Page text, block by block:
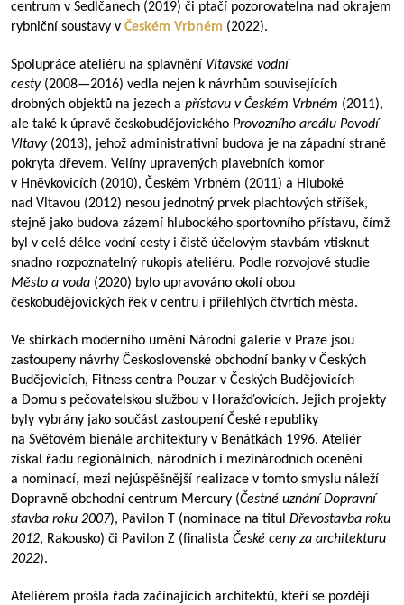
centrum v Sedlčanech (2019) či ptačí pozorovatelna nad okrajem
rybniční soustavy v Českém Vrbném (2022).
Spolupráce ateliéru na splavnění Vltavské vodní
cesty(2008—2016) vedla nejen k návrhům souvisejících
drobných objektů na jezech a přístavu v Českém Vrbném (2011),
ale také k úpravě českobudějovického Provozního areálu Povodí
Vltavy(2013), jehož administrativní budova je na západní straně
pokryta dřevem. Velíny upravených plavebních komor
v Hněvkovicích (2010), Českém Vrbném (2011) a Hluboké
nad Vltavou (2012) nesou jednotný prvek plachtových stříšek,
stejně jako budova zázemí hlubockého sportovního přístavu, čímž
byl v celé délce vodní cesty i čistě účelovým stavbám vtisknut
snadno rozpoznatelný rukopis ateliéru. Podle rozvojové studie
Město a voda (2020) bylo upravováno okolí obou
českobudějovických řek v centru i přilehlých čtvrtích města.
Ve sbírkách moderního umění Národní galerie v Praze jsou
zastoupeny návrhy Československé obchodní banky v Českých
Budějovicích, Fitness centra Pouzar v Českých Budějovicích
a Domu s pečovatelskou službou v Horažďovicích. Jejich projekty
byly vybrány jako součást zastoupení České republiky
na Světovém bienále architektury v Benátkách 1996. Ateliér
získal řadu regionálních, národních i mezinárodních ocenění
a nominací, mezi nejúspěšnější realizace v tomto smyslu náleží
Dopravně obchodní centrum Mercury (Čestné uznání Dopravní
stavba roku 2007), Pavilon T (nominace na titul Dřevostavba roku
2012, Rakousko) či Pavilon Z (finalista České ceny za architekturu
2022).
Ateliérem prošla řada začínajících architektů, kteří se později